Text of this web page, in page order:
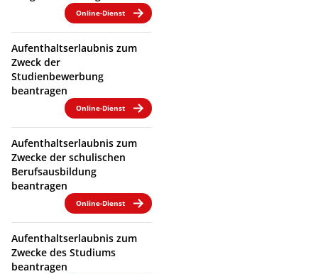
Online-Dienst
Aufenthaltserlaubnis zum
Zweck der
Studienbewerbung
beantragen
Online-Dienst
Aufenthaltserlaubnis zum
Zwecke der schulischen
Berufsausbildung
beantragen
Online-Dienst
Aufenthaltserlaubnis zum
Zwecke des Studiums
beantragen